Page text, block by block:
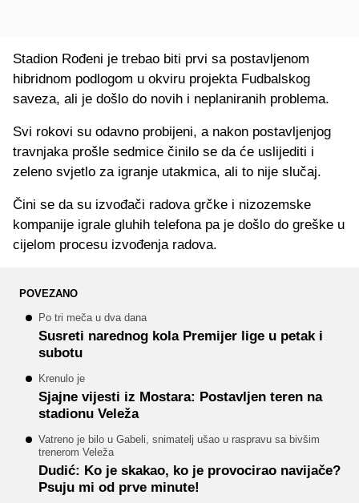
Stadion Rođeni je trebao biti prvi sa postavljenom
hibridnom podlogom u okviru projekta Fudbalskog
saveza, ali je došlo do novih i neplaniranih problema.
Svi rokovi su odavno probijeni, a nakon postavljenjog
travnjaka prošle sedmice činilo se da će uslijediti i
zeleno svjetlo za igranje utakmica, ali to nije slučaj.
Čini se da su izvođači radova grčke i nizozemske
kompanije igrale gluhih telefona pa je došlo do greške u
cijelom procesu izvođenja radova.
POVEZANO
Po tri meča u dva dana
Susreti narednog kola Premijer lige u petak i
subotu
Krenulo je
Sjajne vijesti iz Mostara: Postavljen teren na
stadionu Veleža
Vatreno je bilo u Gabeli, snimatelj ušao u raspravu sa bivšim
trenerom Veleža
Dudić: Ko je skakao, ko je provocirao navijače?
Psuju mi od prve minute!